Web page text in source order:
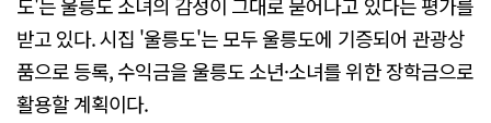
받고 있다. 시집 '울릉도'는 모두 울릉도에 기증되어 관광상
품으로 등록, 수익금을 울릉도 소년·소녀를 위한 장학금으로
활용할 계획이다.